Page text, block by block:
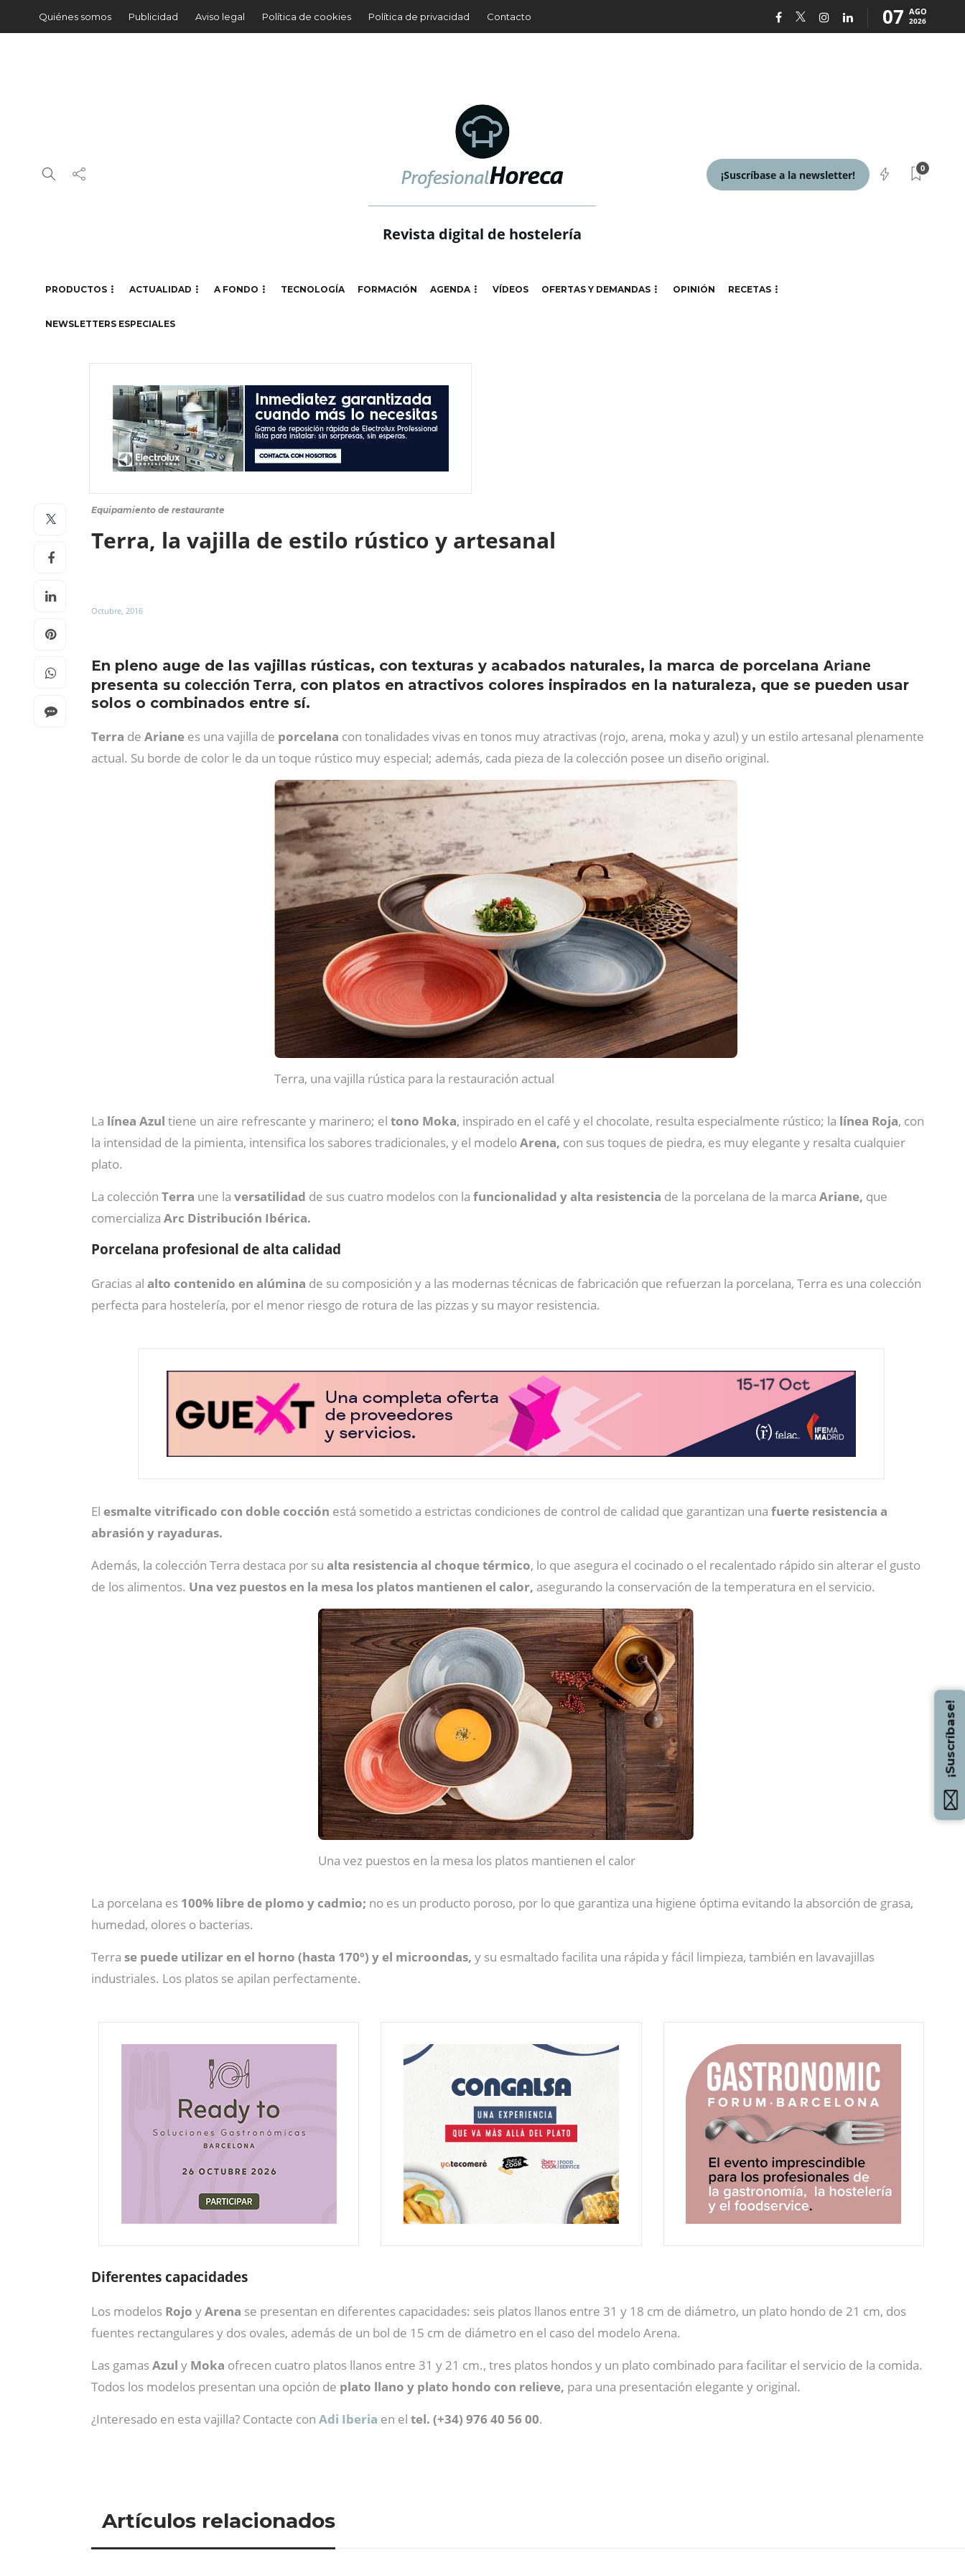
Quiénes somos Publicidad Aviso legal Política de cookies Política de privacidad Contacto 07 AGO
2026
Revista digital de hostelería
¡Suscríbase a la newsletter!
0
PRODUCTOS ACTUALIDAD A FONDO TECNOLOGÍA FORMACIÓN AGENDA VÍDEOS OFERTAS Y DEMANDAS OPINIÓN RECETAS
NEWSLETTERS ESPECIALES
Equipamiento de restaurante
Terra, la vajilla de estilo rústico y artesanal
Octubre, 2016
En pleno auge de las vajillas rústicas, con texturas y acabados naturales, la marca de porcelana Ariane
presenta su colección Terra, con platos en atractivos colores inspirados en la naturaleza, que se pueden usar
solos o combinados entre sí.
Terra de Ariane es una vajilla de porcelana con tonalidades vivas en tonos muy atractivas (rojo, arena, moka y azul) y un estilo artesanal plenamente
actual. Su borde de color le da un toque rústico muy especial; además, cada pieza de la colección posee un diseño original.
Terra, una vajilla rústica para la restauración actual
La línea Azul tiene un aire refrescante y marinero; el tono Moka, inspirado en el café y el chocolate, resulta especialmente rústico; la línea Roja, con
la intensidad de la pimienta, intensifica los sabores tradicionales, y el modeloArena, con sus toques de piedra, es muy elegante y resalta cualquier
plato.
La colección Terra une la versatilidad de sus cuatro modelos con la funcionalidad y alta resistencia de la porcelana de la marca Ariane, que
comercializa Arc Distribución Ibérica.
Porcelana profesional de alta calidad
Gracias al alto contenido en alúmina de su composición y a las modernas técnicas de fabricación que refuerzan la porcelana, Terra es una colección
perfecta para hostelería, por el menor riesgo de rotura de las pizzas y su mayor resistencia.
El esmalte vitrificado con doble cocción está sometido a estrictas condiciones de control de calidad que garantizan una fuerte resistencia a
abrasión y rayaduras.
Además, la colección Terra destaca por su alta resistencia al choque térmico, lo que asegura el cocinado o el recalentado rápido sin alterar el gusto
de los alimentos. Una vez puestos en la mesa los platos mantienen el calor, asegurando la conservación de la temperatura en el servicio.
Una vez puestos en la mesa los platos mantienen el calor
La porcelana es 100% libre de plomo y cadmio; no es un producto poroso, por lo que garantiza una higiene óptima evitando la absorción de grasa,
humedad, olores o bacterias.
Terra se puede utilizar en el horno (hasta 170º) y el microondas, y su esmaltado facilita una rápida y fácil limpieza, también en lavavajillas
industriales. Los platos se apilan perfectamente.
Diferentes capacidades
Los modelos Rojo yArena se presentan en diferentes capacidades: seis platos llanos entre 31 y 18 cm de diámetro, un plato hondo de 21 cm, dos
fuentes rectangulares y dos ovales, además de un bol de 15 cm de diámetro en el caso del modelo Arena.
Las gamasAzul y Moka ofrecen cuatro platos llanos entre 31 y 21 cm., tres platos hondos y un plato combinado para facilitar el servicio de la comida.
Todos los modelos presentan una opción de plato llano y plato hondo con relieve, para una presentación elegante y original.
¿Interesado en esta vajilla? Contacte con Adi Iberia en el tel. (+34) 976 40 56 00.
Artículos relacionados
¡Suscríbase!